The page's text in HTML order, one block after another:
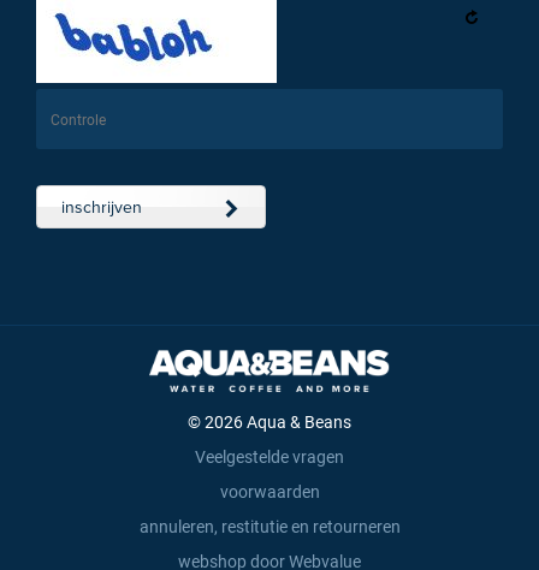
inschrijven
© 2026 Aqua & Beans
Veelgestelde vragen
voorwaarden
annuleren, restitutie en retourneren
webshop door Webvalue